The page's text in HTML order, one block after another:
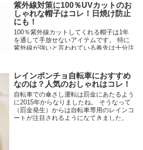
紫外線対策に100％UVカットのお
しゃれな帽子はコレ！日焼け防止
にも！
100％紫外線カットしてくれる帽子は1年
を通して手放せないアイテムです。 特に
紫外線が強いと言われている春先は十分注
な帽子をご紹介いたします！機能重視も大
事ですが、見た目も大事ですよね！
2018.02.18
レインポンチョ自転車におすすめ
なのは？人気のおしゃれはコレ！
自転車での傘さし運転は罰金にあたるよう
に2015年からなりましたね。 そうなって
（罰金発生）からは自転車専用のレインコ
ートが注目されるようになてきました。